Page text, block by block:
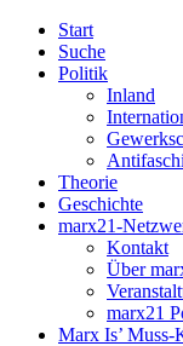
Start
Suche
Politik
Inland
Theorie
Geschichte
marx21-
Kontakt
Über
marx21
Marx Is’ Muss-